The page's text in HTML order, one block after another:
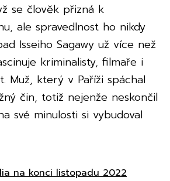
se člověk přizná k
ale spravedlnost ho nikdy
Isseiho Sagawy už více než
kriminalisty, filmaře i
Muž, který v Paříži spáchal
čin, totiž nejenže neskončil
své minulosti si vybudoval
na konci listopadu 2022